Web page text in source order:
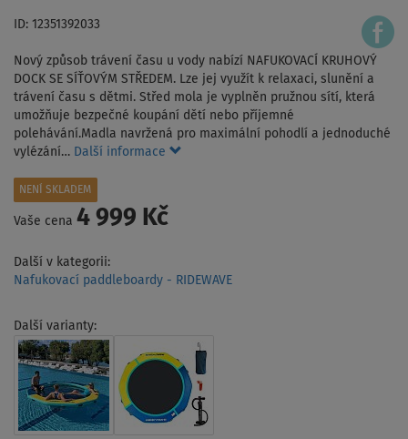
ID: 12351392033
Nový způsob trávení času u vody nabízí NAFUKOVACÍ KRUHOVÝ
DOCK SE SÍŤOVÝM STŘEDEM. Lze jej využít k relaxaci, slunění a
trávení času s dětmi. Střed mola je vyplněn pružnou sítí, která
umožňuje bezpečné koupání dětí nebo příjemné
polehávání.Madla navržená pro maximální pohodlí a jednoduché
vylézání… Další informace
NENÍ SKLADEM
Vaše cena 4 999 Kč
Další v kategorii:
Nafukovací paddleboardy - RIDEWAVE
Další varianty: